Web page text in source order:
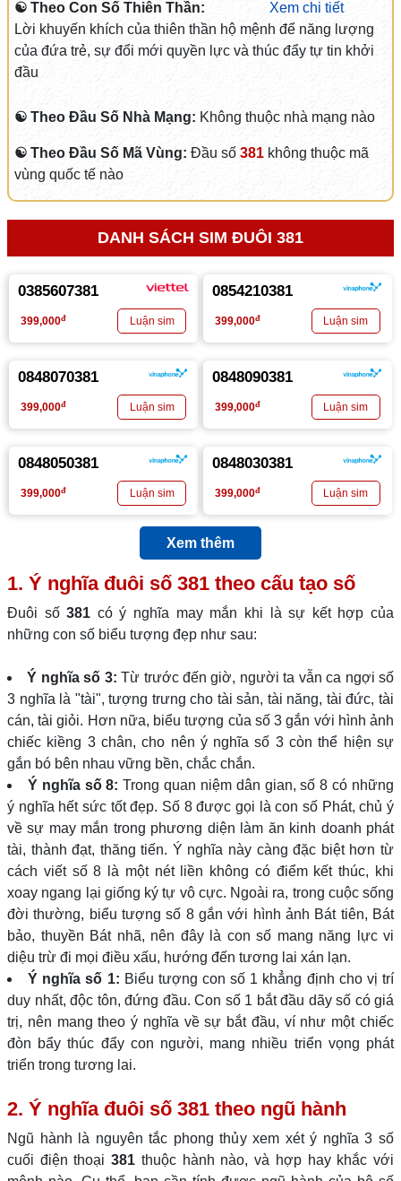
☯ Theo Con Số Thiên Thần:
Xem chi tiết
Lời khuyến khích của thiên thần hộ mệnh để năng lượng
của đứa trẻ, sự đổi mới quyền lực và thúc đẩy tự tin khởi
đầu
☯ Theo Đầu Số Nhà Mạng: Không thuộc nhà mạng nào
☯ Theo Đầu Số Mã Vùng: Đầu số 381không thuộc mã
vùng quốc tế nào
DANH SÁCH SIM ĐUÔI 381
0385607381
399,000đ
0854210381
399,000đ
0848070381
399,000đ
0848090381
399,000đ
0848050381
399,000đ
0848030381
399,000đ
Xem thêm
1. Ý nghĩa đuôi số 381 theo cấu tạo số
Đuôi số381 có ý nghĩa may mắn khi là sự kết hợp của
những con số biểu tượng đẹp như sau:
Ý nghĩa số 3: Từ trước đến giờ, người ta vẫn ca ngợi số
3 nghĩa là "tài", tượng trưng cho tài sản, tài năng, tài đức, tài
cán, tài giỏi. Hơn nữa, biểu tượng của số 3 gắn với hình ảnh
chiếc kiềng 3 chân, cho nên ý nghĩa số 3 còn thể hiện sự
gắn bó bên nhau vững bền, chắc chắn.
Ý nghĩa số 8: Trong quan niệm dân gian, số 8 có những
ý nghĩa hết sức tốt đẹp. Số 8 được gọi là con số Phát, chủ ý
về sự may mắn trong phương diện làm ăn kinh doanh phát
tài, thành đạt, thăng tiến. Ý nghĩa này càng đặc biệt hơn từ
cách viết số 8 là một nét liền không có điểm kết thúc, khi
xoay ngang lại giống ký tự vô cực. Ngoài ra, trong cuộc sống
đời thường, biểu tượng số 8 gắn với hình ảnh Bát tiên, Bát
bảo, thuyền Bát nhã, nên đây là con số mang năng lực vi
diệu trừ đi mọi điều xấu, hướng đến tương lai xán lạn.
Ý nghĩa số 1: Biểu tượng con số 1 khẳng định cho vị trí
duy nhất, độc tôn, đứng đầu. Con số 1 bắt đầu dãy số có giá
trị, nên mang theo ý nghĩa về sự bắt đầu, ví như một chiếc
đòn bẩy thúc đẩy con người, mang nhiều triển vọng phát
triển trong tương lai.
2. Ý nghĩa đuôi số 381 theo ngũ hành
Ngũ hành là nguyên tắc phong thủy xem xét ý nghĩa 3 số
cuối điện thoại381 thuộc hành nào, và hợp hay khắc với